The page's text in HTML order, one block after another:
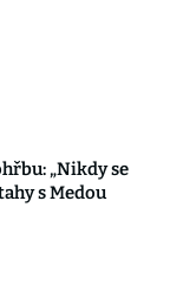
„Nikdy se
s Medou